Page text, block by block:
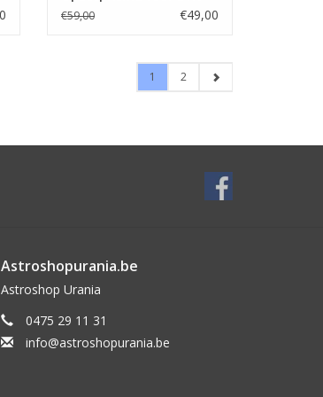
90 van 125
€59,00 €49,00
1 2
Astroshopurania.be
Astroshop Urania
0475 29 11 31
info@astroshopurania.be